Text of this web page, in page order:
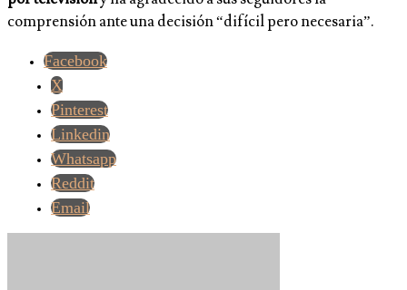
comprensión ante una decisión “difícil pero necesaria”.
Facebook
X
Pinterest
Linkedin
Whatsapp
Reddit
Email